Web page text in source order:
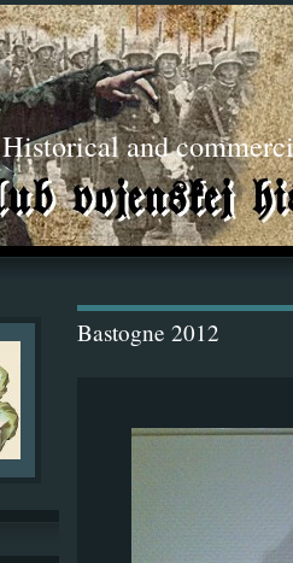
and
Bastogne 2012